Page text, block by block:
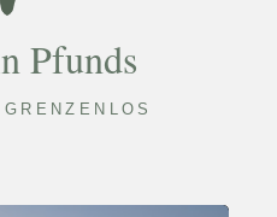
Pfunds